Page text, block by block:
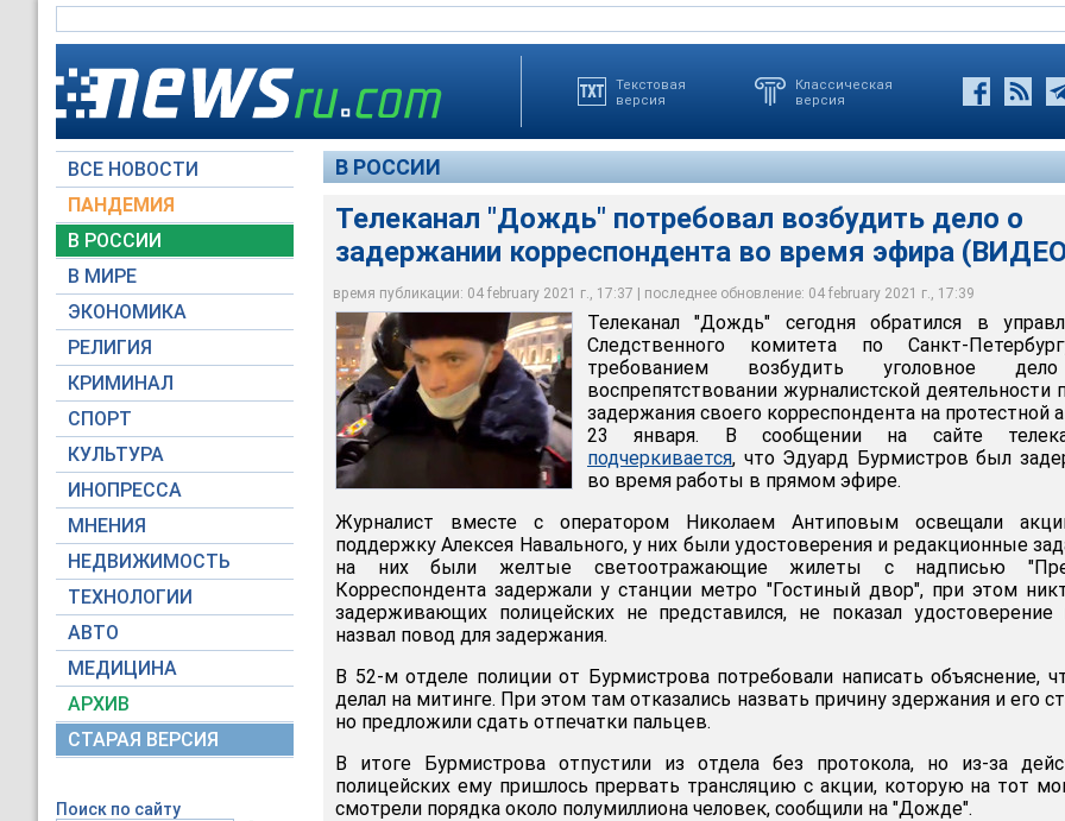
Текстовая
версия
Классическая
версия
ВСЕ НОВОСТИ
ПАНДЕМИЯ
В РОССИИ
В МИРЕ
ЭКОНОМИКА
РЕЛИГИЯ
КРИМИНАЛ
СПОРТ
КУЛЬТУРА
ИНОПРЕССА
МНЕНИЯ
НЕДВИЖИМОСТЬ
ТЕХНОЛОГИИ
АВТО
МЕДИЦИНА
АРХИВ
СТАРАЯ ВЕРСИЯ
Поиск по сайту
В РОССИИ
Телеканал "Дождь" потребовал возбудить дело о
задержании корреспондента во время эфира
время публикации: 04 february 2021 г., 17:37 | последнее обновление: 04 february 2021 г., 17:39
Телеканал "Дождь" сегодня обратился в управление Следственного комитета по
Санкт-Петербургу с требованием возбудить уголовное дело о воспрепятствовании
журналистской деятельности после задержания своего корреспондента на
протестной акции 23 января
Дождь / Twitter
Телеканал "Дождь" сегодня обратился в
Следственного комитета по Санкт-
требованием возбудить уголовное
воспрепятствовании журналистской деятельности
задержания своего корреспондента на протестной
23 января. В сообщении на сайте
подчеркивается, что Эдуард Бурмистров был
во время работы в прямом эфире.
Журналист вместе с оператором Николаем Антиповым освещали
поддержку Алексея Навального, у них были удостоверения и редакционные
на них были желтые светоотражающие жилеты с надписью
Корреспондента задержали у станции метро "Гостиный двор", при этом
задерживающих полицейских не представился, не показал
назвал повод для задержания.
В 52-м отделе полиции от Бурмистрова потребовали написать объяснение,
делал на митинге. При этом там отказались назвать причину здержания и его
но предложили сдать отпечатки пальцев.
В итоге Бурмистрова отпустили из отдела без протокола, но из-за
полицейских ему пришлось прервать трансляцию с акции, которую на тот
смотрели порядка около полумиллиона человек, сообщили на "Дожде".